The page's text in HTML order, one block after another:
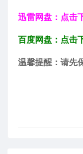
迅雷网盘：点击
百度网盘：点击
温馨提醒：请先